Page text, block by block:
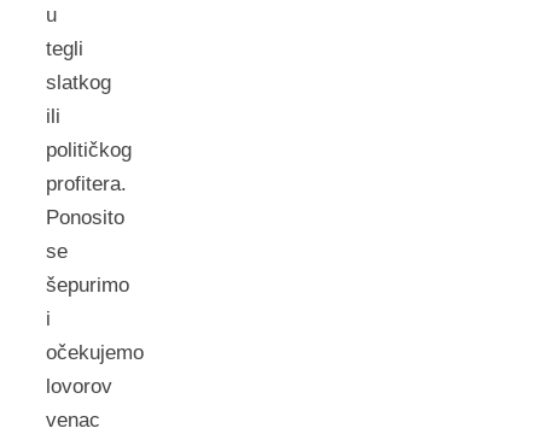
u
tegli
slatkog
ili
političkog
profitera.
Ponosito
se
šepurimo
i
očekujemo
lovorov
venac